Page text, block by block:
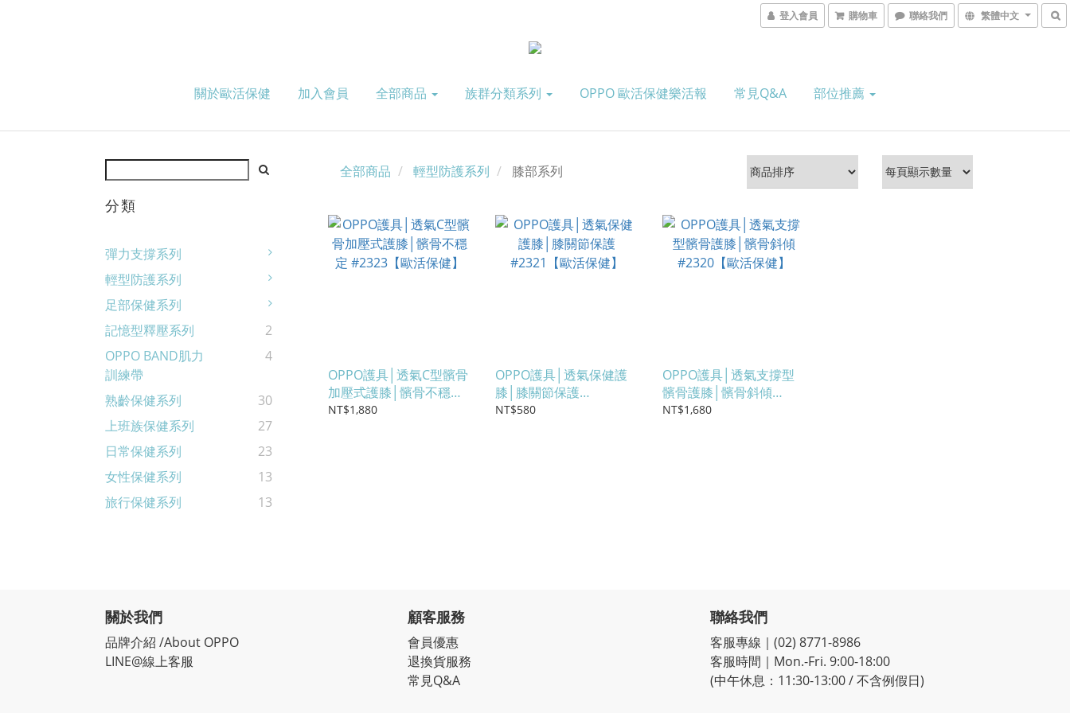
登入會員 購物車 聯絡我們 繁體中文
關於歐活保健 加入會員 全部商品 族群分類系列 OPPO 歐活保健樂活報 常見Q&A 部位推薦
分類
彈力支撐系列
輕型防護系列
足部保健系列
記憶型釋壓系列
2
OPPO BAND肌力
訓練帶
4
熟齡保健系列
30
上班族保健系列
27
日常保健系列
23
女性保健系列
13
旅行保健系列
13
全部商品 輕型防護系列 膝部系列
OPPO護具│透氣C型髕骨
加壓式護膝│髕骨不穩定
#2323【歐活保健】
NT$1,880
OPPO護具│透氣保健護
膝│膝關節保護
#2321【歐活保健】
NT$580
OPPO護具│透氣支撐型
髕骨護膝│髕骨斜傾
#2320【歐活保健】
NT$1,680
關於我們
品牌介紹 /About OPPO
LINE@線上客服
顧客服務
會員優惠
退換貨服務
常見Q&A
聯絡我們
客服專線｜(02) 8771-8986
客服時間｜Mon.-Fri. 9:00-18:00
(中午休息：11:30-13:00 / 不含例假日)